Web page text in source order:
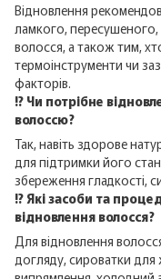
Відновлення
ламкого,
волосся, а також тим,
термоінструменти чи
факторів.
⁉️ Чи потрібне
волоссю?
Так, навіть здорове
для підтримки його
збереження гладкості,
⁉️ Які засоби та
відновлення волосся?
Для відновлення
догляду, сироватки для